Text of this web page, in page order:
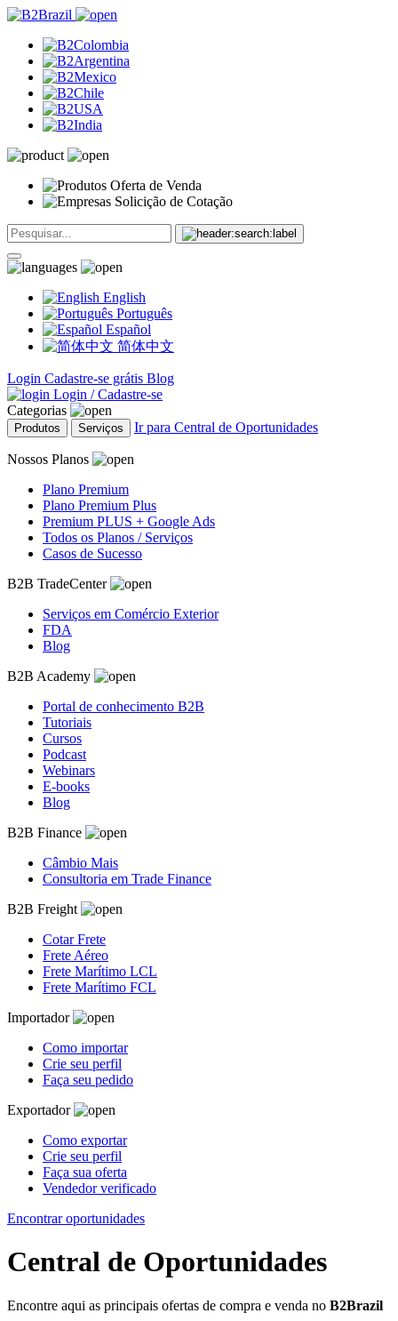
Oferta de Venda
Solicição de Cotação
English
Português
Español
简体中文
Login Cadastre-se grátis Blog
Login / Cadastre-se
Categorias
Produtos Serviços Ir para Central de Oportunidades
Nossos Planos
Plano Premium
Plano Premium Plus
Premium PLUS + Google Ads
Todos os Planos / Serviços
Casos de Sucesso
B2B TradeCenter
Serviços em Comércio Exterior
FDA
Blog
B2B Academy
Portal de conhecimento B2B
Tutoriais
Cursos
Podcast
Webinars
E-books
Blog
B2B Finance
Câmbio Mais
Consultoria em Trade Finance
B2B Freight
Cotar Frete
Frete Aéreo
Frete Marítimo LCL
Frete Marítimo FCL
Importador
Como importar
Crie seu perfil
Faça seu pedido
Exportador
Como exportar
Crie seu perfil
Faça sua oferta
Vendedor verificado
Encontrar oportunidades
Central de Oportunidades
Encontre aqui as principais ofertas de compra e venda no B2Brazil